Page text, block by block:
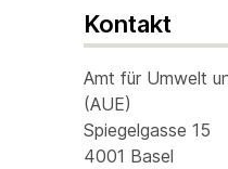
Kontakt
Amt für Umwelt
(AUE)
Spiegelgasse 15
4001 Basel